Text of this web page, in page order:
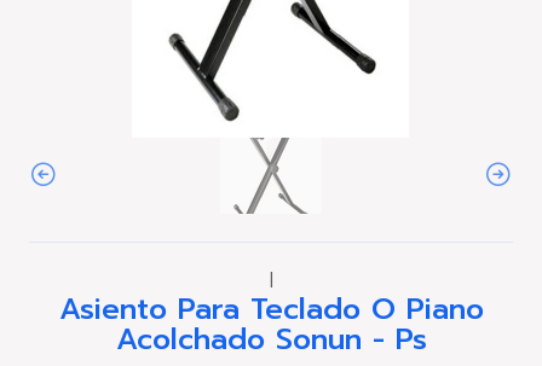
|
Asiento Para Teclado O Piano
Acolchado Sonun - Ps